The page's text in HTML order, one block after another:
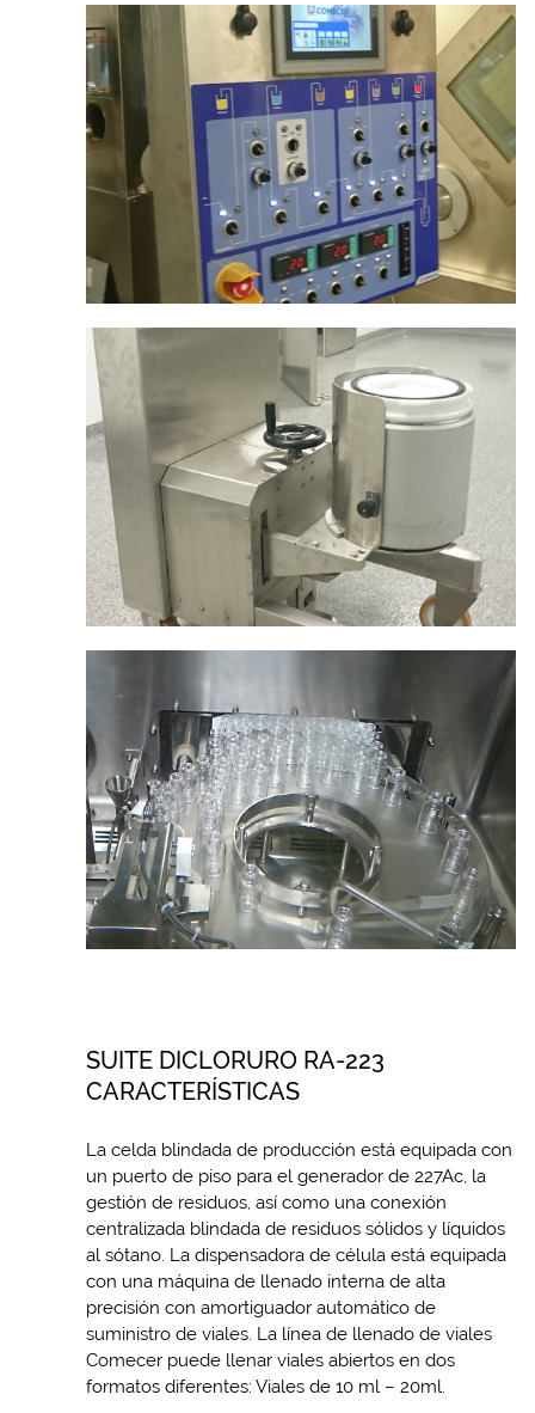
SUITE DICLORURO RA-223
CARACTERÍSTICAS
La celda blindada de producción está equipada con
un puerto de piso para el generador de 227Ac, la
gestión de residuos, así como una conexión
centralizada blindada de residuos sólidos y líquidos
al sótano. La dispensadora de célula está equipada
con una máquina de llenado interna de alta
precisión con amortiguador automático de
suministro de viales. La línea de llenado de viales
Comecer puede llenar viales abiertos en dos
formatos diferentes: Viales de 10 ml – 20ml.